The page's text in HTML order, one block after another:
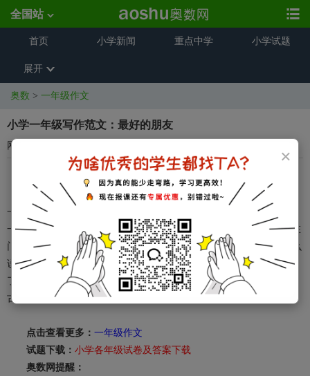
×
全国站
首页 小学新闻 重点中学 小学试题
展开
奥数 > 一年级作文
小学一年级写作范文：最好的朋友
网络来源
我有一个好朋友，是一个男生，他得名字叫豆豆，他的个子和我
一般高，黑黑的脸上有一双小小的眼睛，经常穿一身蓝色的运动服，
一双绿色的`运动鞋。 他有一种古怪的脾气。有一次，我和豆豆在
门口画画的时候，豆豆说脏话，他妈妈听见了，说：“前几天，我怎么
说的?不许说脏话!”豆豆又继续画画，一声不吭，谁和他说话都不理
了，等他妈妈喊他回家的时候，他“哇”的一声哭了。 这就是脾气
古怪的豆豆，但他永远是我最好的朋友!
点击查看更多： 一年级作文
试题下载： 小学各年级试卷及答案下载
奥数网提醒：